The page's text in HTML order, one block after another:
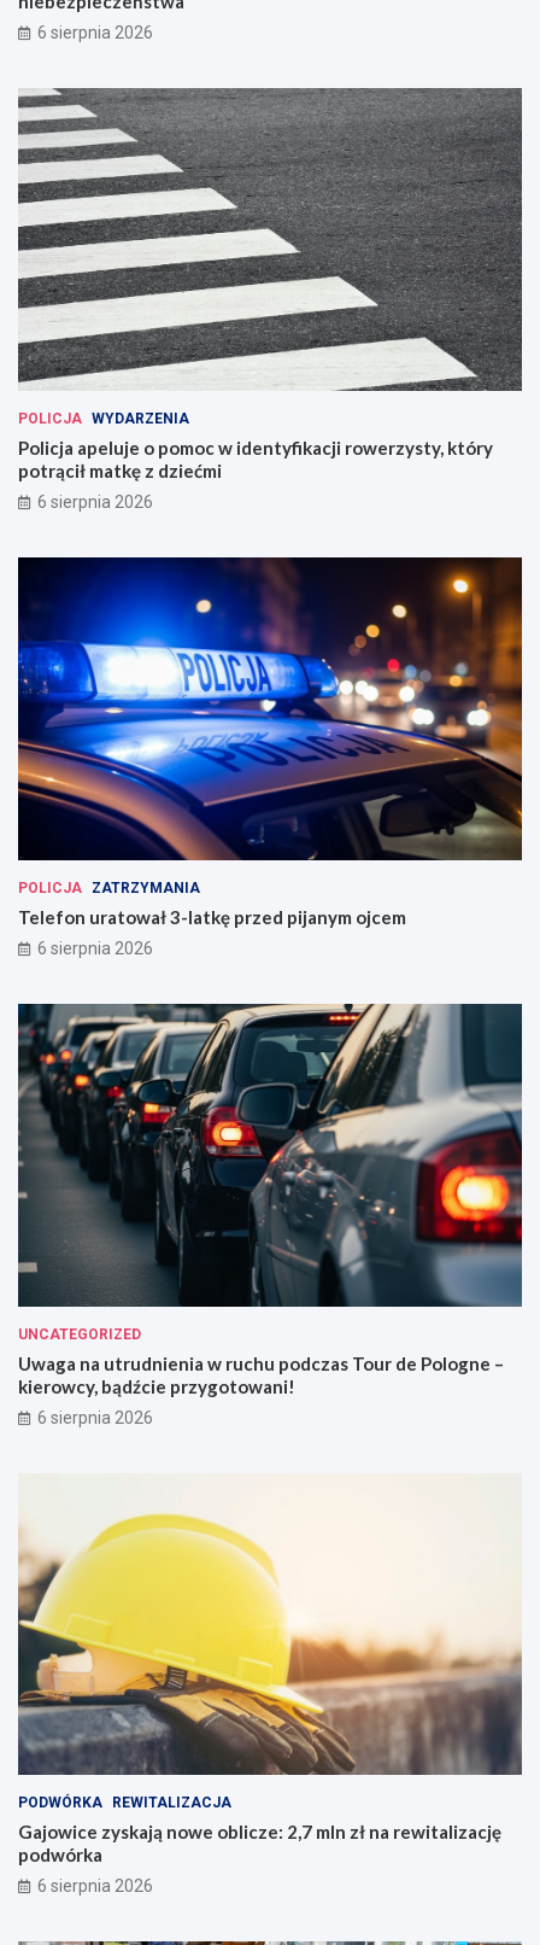
6 sierpnia 2026
POLICJA WYDARZENIA
Policja apeluje o pomoc w identyfikacji rowerzysty, który
potrącił matkę z dziećmi
6 sierpnia 2026
POLICJA ZATRZYMANIA
Telefon uratował 3-latkę przed pijanym ojcem
6 sierpnia 2026
UNCATEGORIZED
Uwaga na utrudnienia w ruchu podczas Tour de Pologne –
kierowcy, bądźcie przygotowani!
6 sierpnia 2026
PODWÓRKA REWITALIZACJA
Gajowice zyskają nowe oblicze: 2,7 mln zł na rewitalizację
podwórka
6 sierpnia 2026